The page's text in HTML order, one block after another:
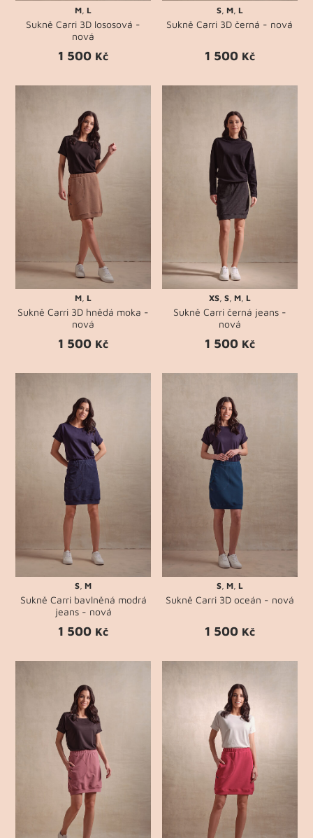
M ,L
Sukně Carri 3D lososová -
nová
1 500 Kč
S, M, L
Sukně Carri 3D černá - nová
1 500 Kč
M ,L
Sukně Carri 3D hnědá moka -
nová
1 500 Kč
XS, S, M, L
Sukně Carri černá jeans -
nová
1 500 Kč
S ,M
Sukně Carri bavlněná modrá
jeans - nová
1 500 Kč
S, M, L
Sukně Carri 3D oceán - nová
1 500 Kč